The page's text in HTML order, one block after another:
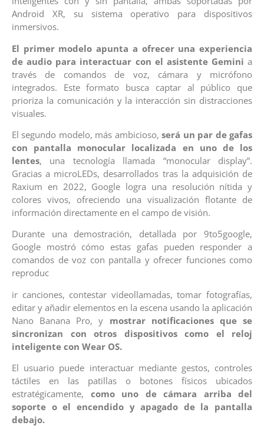
Android XR, su sistema operativo para dispositivos
inmersivos.
El primer modelo apunta a ofrecer una experiencia
de audio para interactuar con el asistente Gemini a
través de comandos de voz, cámara y micrófono
integrados. Este formato busca captar al público que
prioriza la comunicación y la interacción sin distracciones
visuales.
El segundo modelo, más ambicioso,será un par de gafas
con pantalla monocular localizada en uno de los
lentes, una tecnología llamada “monocular display”.
Gracias a microLEDs, desarrollados tras la adquisición de
Raxium en 2022, Google logra una resolución nítida y
colores vivos, ofreciendo una visualización flotante de
información directamente en el campo de visión.
Durante una demostración, detallada por 9to5google,
Google mostró cómo estas gafas pueden responder a
comandos de voz con pantalla y ofrecer funciones como
reproduc
ir canciones, contestar videollamadas, tomar fotografías,
editar y añadir elementos en la escena usando la aplicación
Nano Banana Pro, y mostrar notificaciones que se
sincronizan con otros dispositivos como el reloj
inteligente con Wear OS.
El usuario puede interactuar mediante gestos, controles
táctiles en las patillas o botones físicos ubicados
estratégicamente, como uno de cámara arriba del
soporte o el encendido y apagado de la pantalla
debajo.